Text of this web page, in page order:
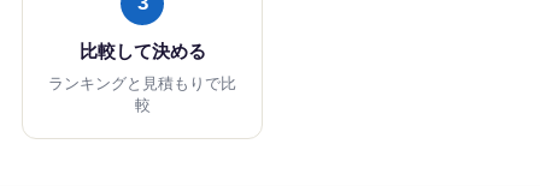
比較して決める
ランキングと見積もりで比
較